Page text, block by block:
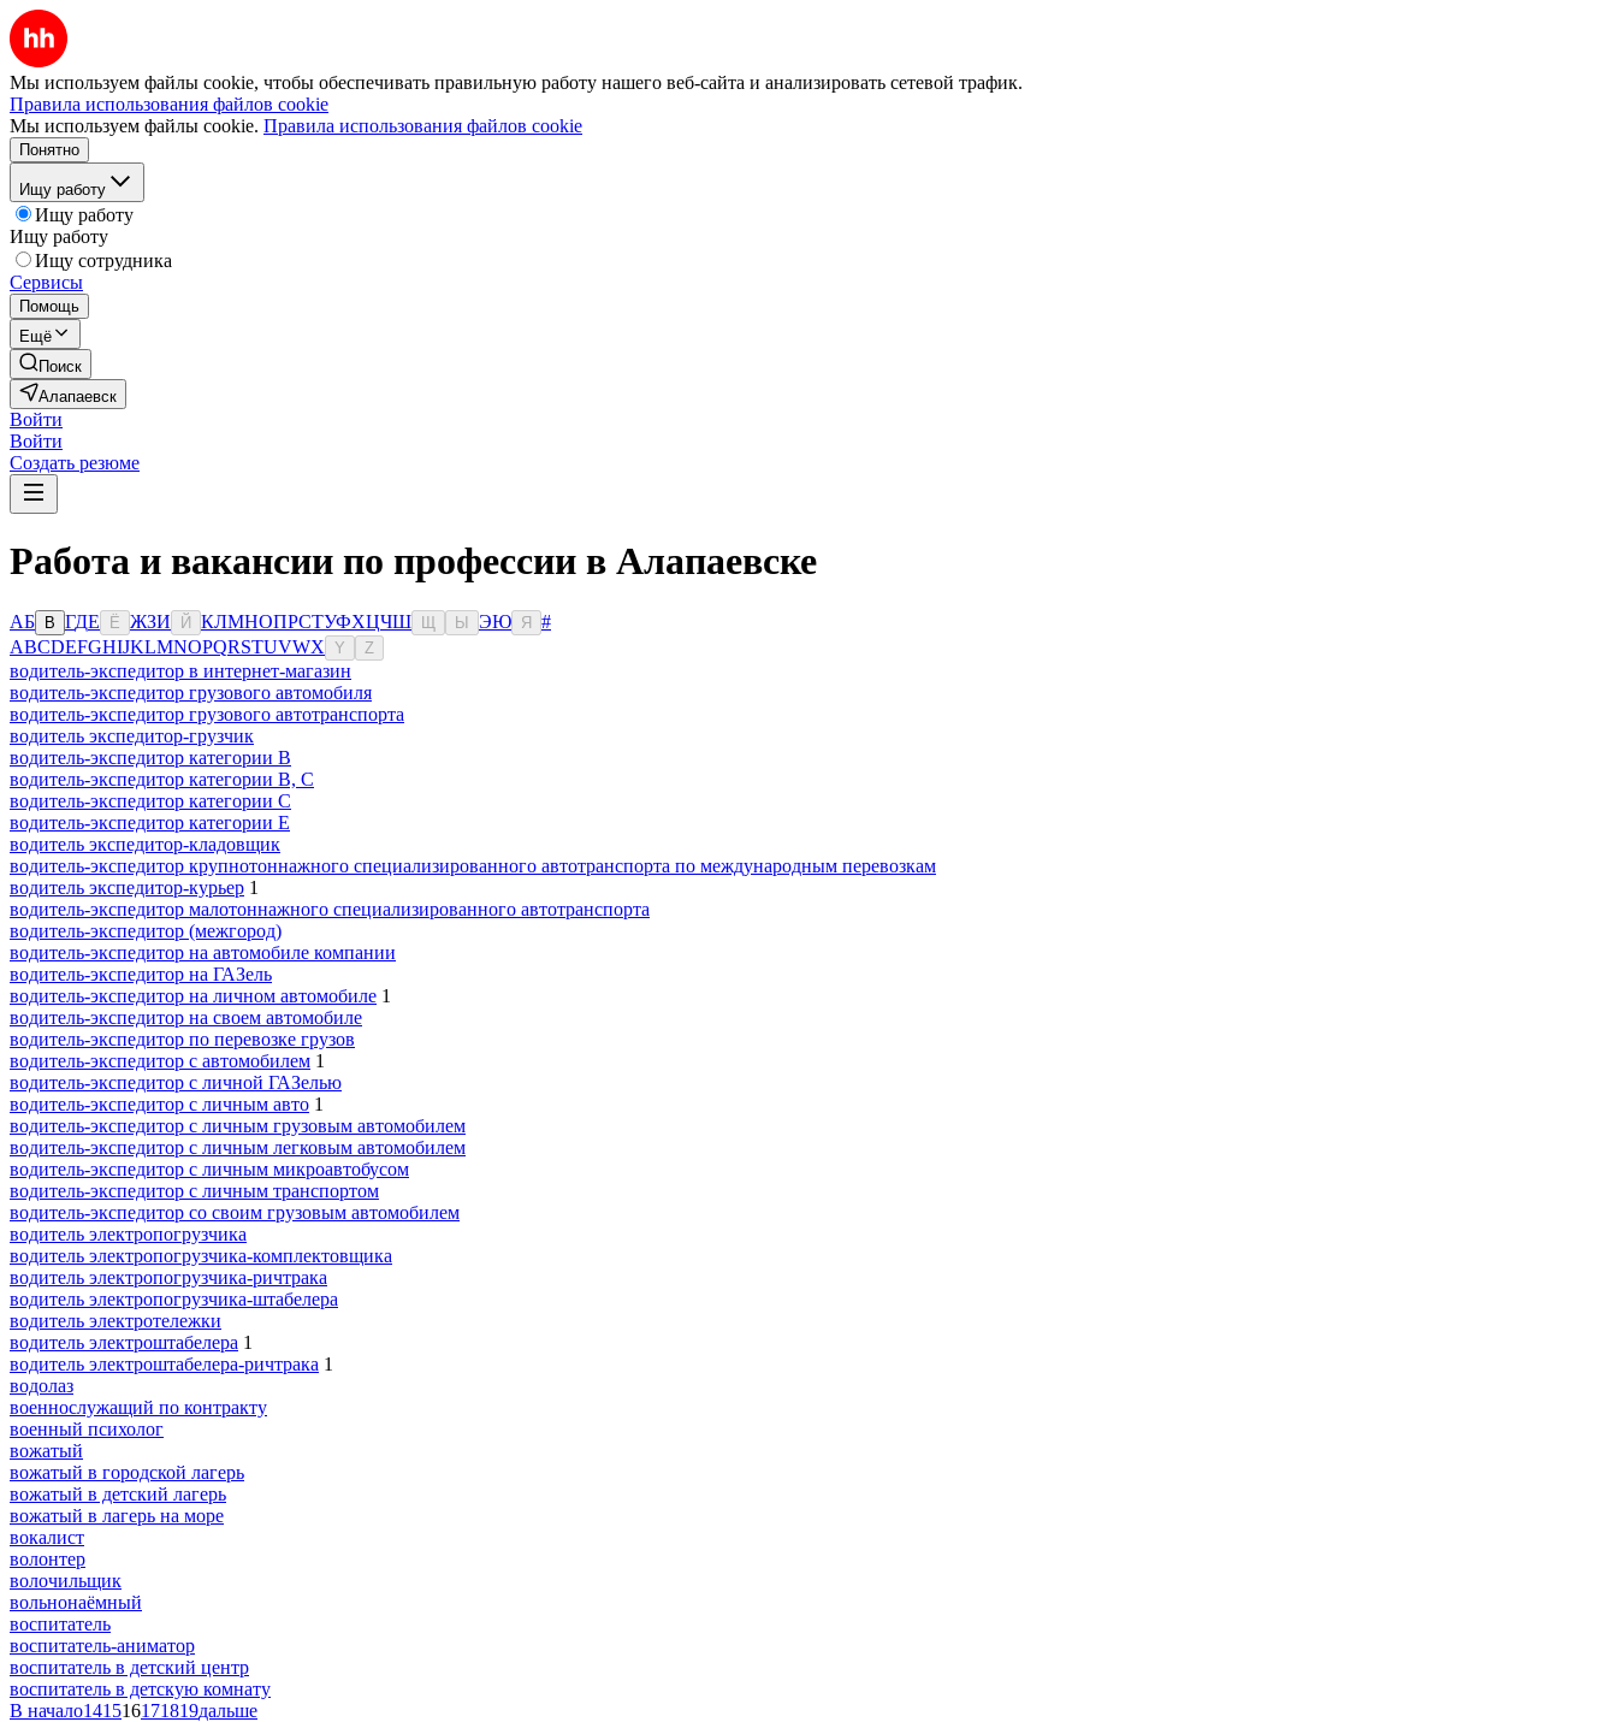
Мы используем файлы cookie, чтобы обеспечивать правильную работу нашего веб-сайта и анализировать сетевой трафик.
Правила использования файлов cookie
Мы используем файлы cookie. Правила использования файлов cookie
Понятно
Ищу работу
Ищу работу
Ищу работу
Ищу сотрудника
Сервисы
Помощь
Ещё
Поиск
Алапаевск
Войти
Войти
Создать резюме
Работа и вакансии по профессии в Алапаевске
АБ В ГДЕ Ё ЖЗИ Й КЛМНОПРСТУФХЦЧШ Ы ЭЮ Я
#
ABCDEFGHIJKLMNOPQRSTUVWX Y Z
водитель-экспедитор в интернет-магазин
водитель-экспедитор грузового автомобиля
водитель-экспедитор грузового автотранспорта
водитель экспедитор-грузчик
водитель-экспедитор категории B
водитель-экспедитор категории B, C
водитель-экспедитор категории C
водитель-экспедитор категории Е
водитель экспедитор-кладовщик
водитель-экспедитор крупнотоннажного специализированного автотранспорта по международным перевозкам
водитель экспедитор-курьер 1
водитель-экспедитор малотоннажного специализированного автотранспорта
водитель-экспедитор (межгород)
водитель-экспедитор на автомобиле компании
водитель-экспедитор на ГАЗель
водитель-экспедитор на личном автомобиле 1
водитель-экспедитор на своем автомобиле
водитель-экспедитор по перевозке грузов
водитель-экспедитор с автомобилем 1
водитель-экспедитор с личной ГАЗелью
водитель-экспедитор с личным авто 1
водитель-экспедитор с личным грузовым автомобилем
водитель-экспедитор с личным легковым автомобилем
водитель-экспедитор с личным микроавтобусом
водитель-экспедитор с личным транспортом
водитель-экспедитор со своим грузовым автомобилем
водитель электропогрузчика
водитель электропогрузчика-комплектовщика
водитель электропогрузчика-ричтрака
водитель электропогрузчика-штабелера
водитель электротележки
водитель электроштабелера 1
водитель электроштабелера-ричтрака 1
водолаз
военнослужащий по контракту
военный психолог
вожатый
вожатый в городской лагерь
вожатый в детский лагерь
вожатый в лагерь на море
вокалист
волонтер
волочильщик
вольнонаёмный
воспитатель
воспитатель-аниматор
воспитатель в детский центр
воспитатель в детскую комнату
В начало141516171819дальше